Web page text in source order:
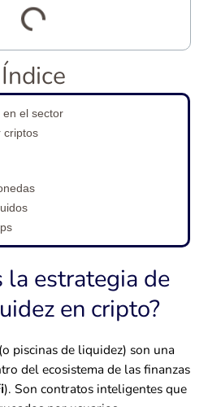
Índice
en el sector
criptos
la estrategia de
en cripto?
piscinas de liquidez) son una
del ecosistema de las finanzas
). Son contratos inteligentes que